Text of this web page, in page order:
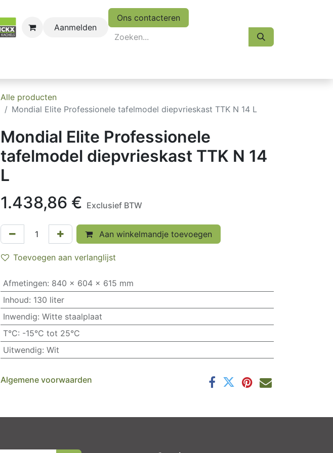
Aanmelden
Ons contacteren
Alle producten
Mondial Elite Professionele tafelmodel diepvrieskast TTK N 14 L
Mondial Elite Professionele
tafelmodel diepvrieskast TTK N 14
L
1.438,86 € Exclusief BTW
Aan winkelmandje toevoegen
Toevoegen aan verlanglijst
Afmetingen: 840 x 604 x 615 mm
Inhoud: 130 liter
Inwendig: Witte staalplaat
T°C: -15°C tot 25°C
Uitwendig: Wit
Algemene voorwaarden